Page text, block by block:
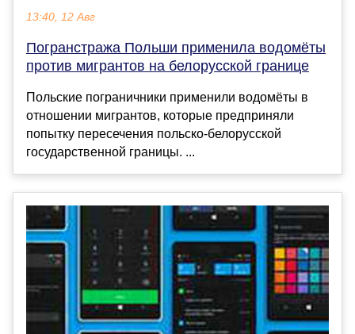
13:40, 12 Авг
Погранстража Польши применила водомёты
против мигрантов на белорусской границе
Польские пограничники применили водомёты в
отношении мигрантов, которые предприняли
попытку пересечения польско-белорусской
государственной границы. ...